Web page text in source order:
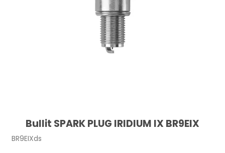
Bullit SPARK PLUG IRIDIUM IX BR9EIX
BR9EIXds